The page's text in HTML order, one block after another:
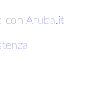
con Aruba.it